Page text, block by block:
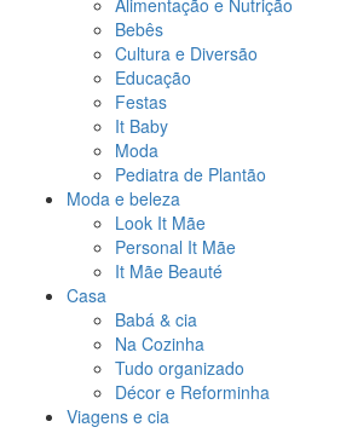
Alimentação e Nutrição
Bebês
Cultura e Diversão
Educação
Festas
It Baby
Moda
Pediatra de Plantão
Moda e beleza
Look It Mãe
Personal It Mãe
It Mãe Beauté
Casa
Babá & cia
Na Cozinha
Tudo organizado
Décor e Reforminha
Viagens e cia